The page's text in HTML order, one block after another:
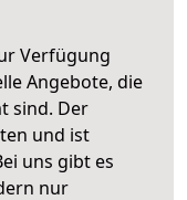
Verfügung
Angebote, die
sind. Der
und ist
uns gibt es
nur